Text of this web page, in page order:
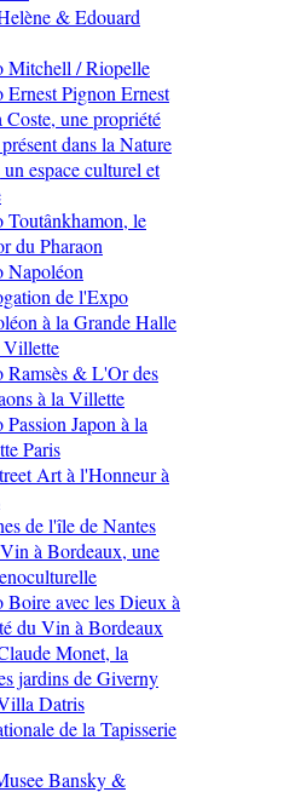
& Edouard
Mitchell / Riopelle
Ernest Pignon Ernest
Coste, une propriété
dans la Nature
espace culturel et
Toutânkhamon, le
du Pharaon
Napoléon
de l'Expo
à la Grande Halle
Villette
Ramsès & L'Or des
à la Villette
Passion Japon à la
Paris
Art à l'Honneur à
de l'île de Nantes
à Bordeaux, une
Boire avec les Dieux à
du Vin à Bordeaux
Monet, la
jardins de Giverny
Datris
de la Tapisserie
Bansky &